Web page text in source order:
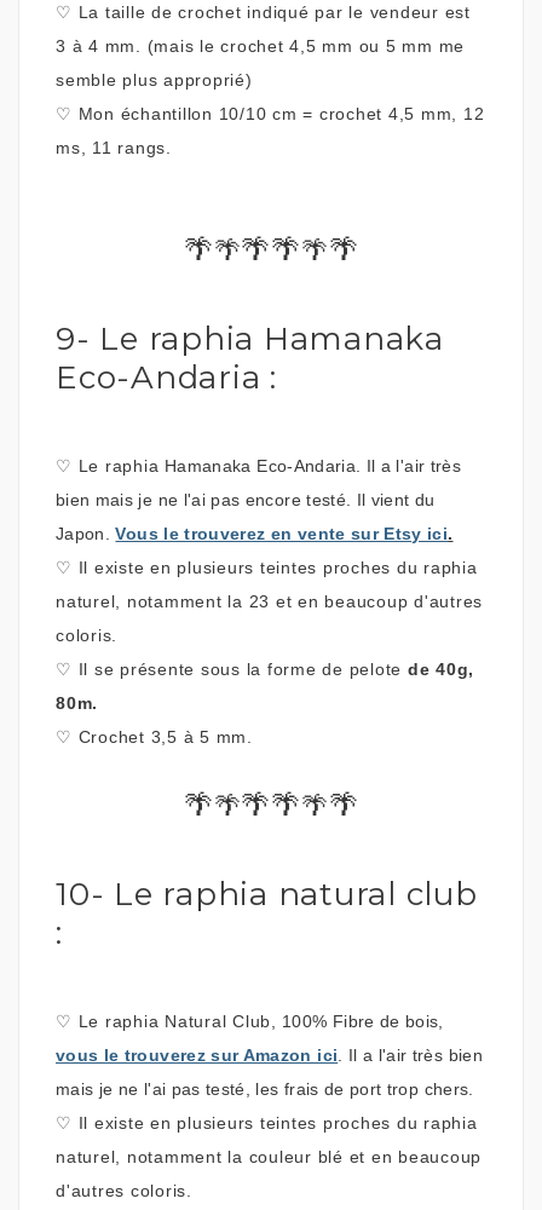
♡ La taille de crochet indiqué par le vendeur est
3 à 4 mm. (mais le crochet 4,5 mm ou 5 mm me
semble plus approprié)
♡ Mon échantillon 10/10 cm = crochet 4,5 mm, 12
ms, 11 rangs.
🌴🌴🌴🌴🌴🌴
9- Le raphia Hamanaka
Eco-Andaria :
♡ Le raphia Hamanaka Eco-Andaria. Il a l'air très
bien mais je ne l'ai pas encore testé. Il vient du
Japon.
Vous le trouverez en vente sur Etsy ici.
♡ Il existe en plusieurs teintes proches du raphia
naturel, notamment la 23 et en beaucoup d'autres
coloris.
♡ Il se présente sous la forme de pelote de 40g,
80m.
♡ Crochet 3,5 à 5 mm.
🌴🌴🌴🌴🌴🌴
10- Le raphia natural club
:
♡ Le raphia Natural Club,
100% Fibre de bois,
vous le trouverez sur Amazon ici . Il a l'air très bien
mais je ne l'ai pas testé, les frais de port trop chers.
♡ Il existe en plusieurs teintes proches du raphia
naturel, notamment la couleur blé et en beaucoup
d'autres coloris.